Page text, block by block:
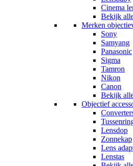
Cinema
Bekijk
Merken
Sony
Samyang
Panasonic
Sigma
Tamron
Nikon
Canon
Bekijk
Objectief
Lensdop
Zonnekap
Lens
Lenstas